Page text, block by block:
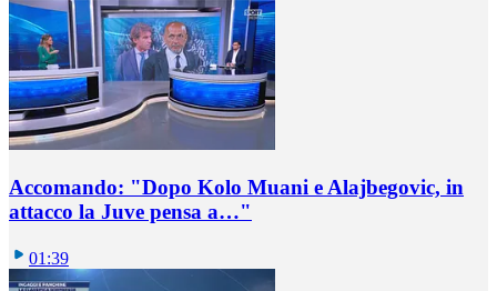
Accomando: "Dopo Kolo Muani e Alajbegovic, in
attacco la Juve pensa a…"
01:39